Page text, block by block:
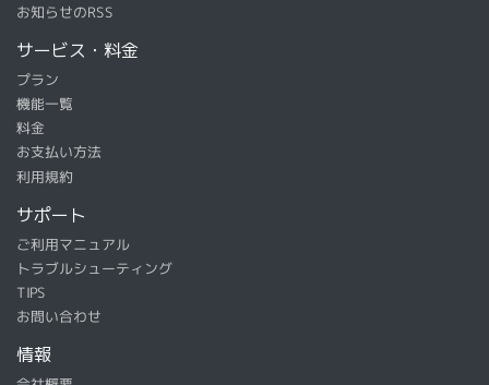
お知らせのRSS
サービス・料金
プラン
機能一覧
料金
お支払い方法
利用規約
サポート
ご利用マニュアル
トラブルシューティング
TIPS
お問い合わせ
情報